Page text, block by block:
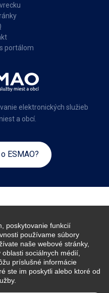
poskytovanie funkcií
používame súbory
naše webové stránky,
sociálnych médií,
príslušné informácie
ste im poskytli alebo ktoré od
portálom
elektronických služieb
a obcí.
ESMAO?